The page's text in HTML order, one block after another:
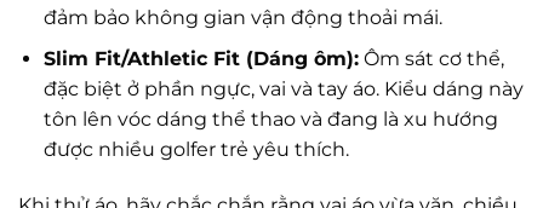
đảm bảo không gian vận động thoải mái.
Slim Fit/Athletic Fit (Dáng ôm):Ôm sát cơ thể,
đặc biệt ở phần ngực, vai và tay áo. Kiểu dáng này
tôn lên vóc dáng thể thao và đang là xu hướng
được nhiều golfer trẻ yêu thích.